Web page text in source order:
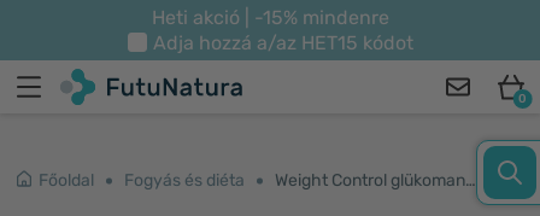
Heti akció | -15% mindenre
Adja hozzá a/az HET15 kódot
0
Főoldal Fogyás és diéta Weight Control glükomannán + króm, diéta és étvágycsökkenés